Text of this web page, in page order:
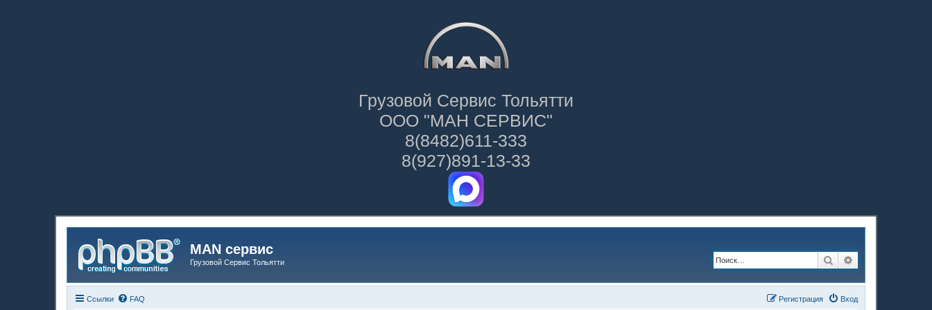
Грузовой Сервис Тольятти
ООО "МАН СЕРВИС"
8(8482)611-333
8(927)891-13-33
MAN сервис
Грузовой Сервис Тольятти Поиск
Ссылки FAQ Вход
Регистрация